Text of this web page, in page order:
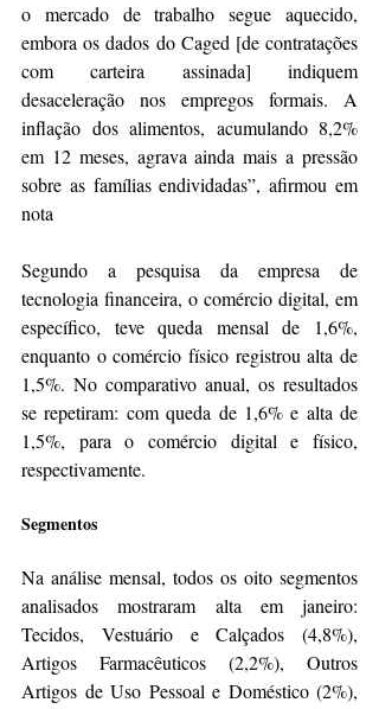
o mercado de trabalho segue aquecido,
embora os dados do Caged [de contratações
com carteira assinada] indiquem
desaceleração nos empregos formais. A
inflação dos alimentos, acumulando 8,2%
em 12 meses, agrava ainda mais a pressão
sobre as famílias endividadas”, afirmou em
nota
Segundo a pesquisa da empresa de
tecnologia financeira, o comércio digital, em
específico, teve queda mensal de 1,6%,
enquanto o comércio físico registrou alta de
1,5%. No comparativo anual, os resultados
se repetiram: com queda de 1,6% e alta de
1,5%, para o comércio digital e físico,
respectivamente.
Segmentos
Na análise mensal, todos os oito segmentos
analisados mostraram alta em janeiro:
Tecidos, Vestuário e Calçados (4,8%),
Artigos Farmacêuticos (2,2%), Outros
Artigos de Uso Pessoal e Doméstico (2%),